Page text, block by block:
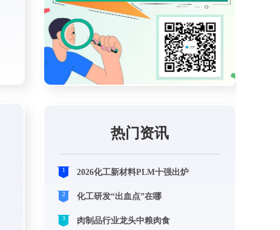
热门资讯
1 2026化工新材料PLM十强出炉
2 化工研发“出血点”在哪
3 肉制品行业龙头中粮肉食